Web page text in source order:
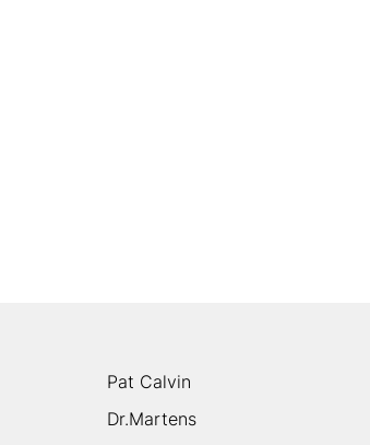
Pat Calvin
Dr.Martens